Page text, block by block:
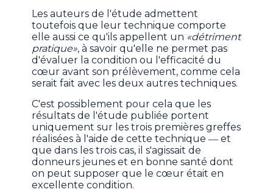
Les auteurs de l'étude admettent
toutefois que leur technique comporte
elle aussi ce qu'ils appellent un «détriment
pratique», à savoir qu'elle ne permet pas
d'évaluer la condition ou l'efficacité du
cœur avant son prélèvement, comme cela
serait fait avec les deux autres techniques.
C'est possiblement pour cela que les
résultats de l'étude publiée portent
uniquement sur les trois premières greffes
réalisées à l'aide de cette technique ― et
que dans les trois cas, il s'agissait de
donneurs jeunes et en bonne santé dont
on peut supposer que le cœur était en
excellente condition.